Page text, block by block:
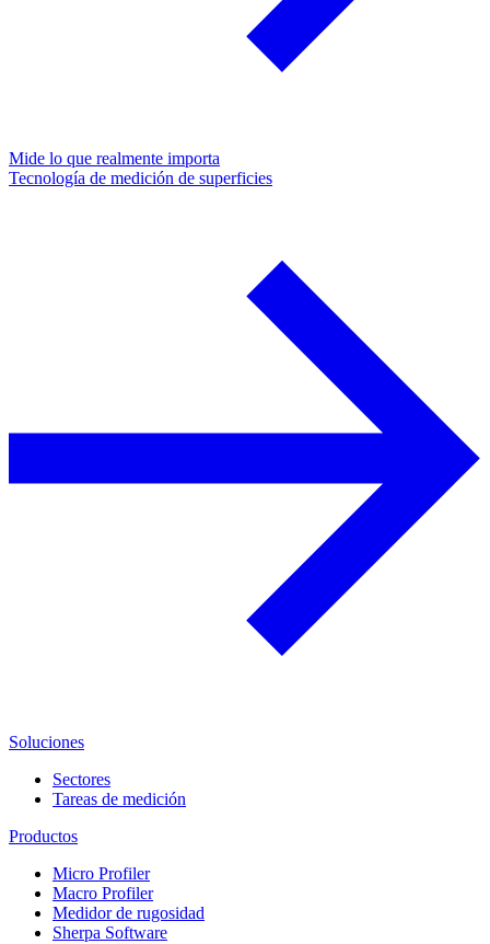
Mide lo que realmente importa
Tecnología de medición de superficies
Soluciones
Sectores
Tareas de medición
Productos
Micro Profiler
Macro Profiler
Medidor de rugosidad
Sherpa Software